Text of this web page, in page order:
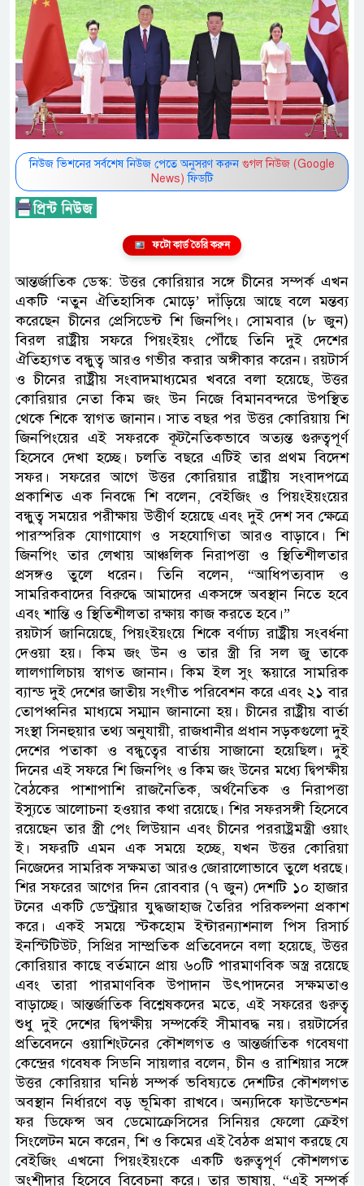
নিউজ ভিশনের সর্বশেষ নিউজ পেতে অনুসরণ করুন গুগল নিউজ (Google
News) ফিডটি
ফটো কার্ড তৈরি করুন
আন্তর্জাতিক ডেস্ক: উত্তর কোরিয়ার সঙ্গে চীনের সম্পর্ক এখন
একটি ‘নতুন ঐতিহাসিক মোড়ে’ দাঁড়িয়ে আছে বলে মন্তব্য
করেছেন চীনের প্রেসিডেন্ট শি জিনপিং। সোমবার (৮ জুন)
বিরল রাষ্ট্রীয় সফরে পিয়ংইয়ং পৌঁছে তিনি দুই দেশের
ঐতিহ্যগত বন্ধুত্ব আরও গভীর করার অঙ্গীকার করেন। রয়টার্স
ও চীনের রাষ্ট্রীয় সংবাদমাধ্যমের খবরে বলা হয়েছে, উত্তর
কোরিয়ার নেতা কিম জং উন নিজে বিমানবন্দরে উপস্থিত
থেকে শিকে স্বাগত জানান। সাত বছর পর উত্তর কোরিয়ায় শি
জিনপিংয়ের এই সফরকে কূটনৈতিকভাবে অত্যন্ত গুরুত্বপূর্ণ
হিসেবে দেখা হচ্ছে। চলতি বছরে এটিই তার প্রথম বিদেশ
সফর। সফরের আগে উত্তর কোরিয়ার রাষ্ট্রীয় সংবাদপত্রে
প্রকাশিত এক নিবন্ধে শি বলেন, বেইজিং ও পিয়ংইয়ংয়ের
বন্ধুত্ব সময়ের পরীক্ষায় উত্তীর্ণ হয়েছে এবং দুই দেশ সব ক্ষেত্রে
পারস্পরিক যোগাযোগ ও সহযোগিতা আরও বাড়াবে। শি
জিনপিং তার লেখায় আঞ্চলিক নিরাপত্তা ও স্থিতিশীলতার
প্রসঙ্গও তুলে ধরেন। তিনি বলেন, “আধিপত্যবাদ ও
সামরিকবাদের বিরুদ্ধে আমাদের একসঙ্গে অবস্থান নিতে হবে
এবং শান্তি ও স্থিতিশীলতা রক্ষায় কাজ করতে হবে।”
রয়টার্স জানিয়েছে, পিয়ংইয়ংয়ে শিকে বর্ণাঢ্য রাষ্ট্রীয় সংবর্ধনা
দেওয়া হয়। কিম জং উন ও তার স্ত্রী রি সল জু তাকে
লালগালিচায় স্বাগত জানান। কিম ইল সুং স্কয়ারে সামরিক
ব্যান্ড দুই দেশের জাতীয় সংগীত পরিবেশন করে এবং ২১ বার
তোপধ্বনির মাধ্যমে সম্মান জানানো হয়। চীনের রাষ্ট্রীয় বার্তা
সংস্থা সিনহুয়ার তথ্য অনুযায়ী, রাজধানীর প্রধান সড়কগুলো দুই
দেশের পতাকা ও বন্ধুত্বের বার্তায় সাজানো হয়েছিল। দুই
দিনের এই সফরে শি জিনপিং ও কিম জং উনের মধ্যে দ্বিপক্ষীয়
বৈঠকের পাশাপাশি রাজনৈতিক, অর্থনৈতিক ও নিরাপত্তা
ইস্যুতে আলোচনা হওয়ার কথা রয়েছে। শির সফরসঙ্গী হিসেবে
রয়েছেন তার স্ত্রী পেং লিউয়ান এবং চীনের পররাষ্ট্রমন্ত্রী ওয়াং
ই। সফরটি এমন এক সময়ে হচ্ছে, যখন উত্তর কোরিয়া
নিজেদের সামরিক সক্ষমতা আরও জোরালোভাবে তুলে ধরছে।
শির সফরের আগের দিন রোববার (৭ জুন) দেশটি ১০ হাজার
টনের একটি ডেস্ট্রয়ার যুদ্ধজাহাজ তৈরির পরিকল্পনা প্রকাশ
করে। একই সময়ে স্টকহোম ইন্টারন্যাশনাল পিস রিসার্চ
ইনস্টিটিউট, সিপ্রির সাম্প্রতিক প্রতিবেদনে বলা হয়েছে, উত্তর
কোরিয়ার কাছে বর্তমানে প্রায় ৬০টি পারমাণবিক অস্ত্র রয়েছে
এবং তারা পারমাণবিক উপাদান উৎপাদনের সক্ষমতাও
বাড়াচ্ছে। আন্তর্জাতিক বিশ্লেষকদের মতে, এই সফরের গুরুত্ব
শুধু দুই দেশের দ্বিপক্ষীয় সম্পর্কেই সীমাবদ্ধ নয়। রয়টার্সের
প্রতিবেদনে ওয়াশিংটনের কৌশলগত ও আন্তর্জাতিক গবেষণা
কেন্দ্রের গবেষক সিডনি সায়লার বলেন, চীন ও রাশিয়ার সঙ্গে
উত্তর কোরিয়ার ঘনিষ্ঠ সম্পর্ক ভবিষ্যতে দেশটির কৌশলগত
অবস্থান নির্ধারণে বড় ভূমিকা রাখবে। অন্যদিকে ফাউন্ডেশন
ফর ডিফেন্স অব ডেমোক্রেসিসের সিনিয়র ফেলো ক্রেইগ
সিংলেটন মনে করেন, শি ও কিমের এই বৈঠক প্রমাণ করছে যে
বেইজিং এখনো পিয়ংইয়ংকে একটি গুরুত্বপূর্ণ কৌশলগত
অংশীদার হিসেবে বিবেচনা করে। তার ভাষায়, “এই সম্পর্ক